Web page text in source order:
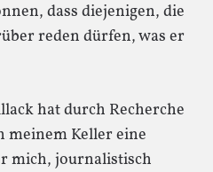
dass diejenigen, die
reden dürfen, was er
hat durch Recherche
meinem Keller eine
mich, journalistisch